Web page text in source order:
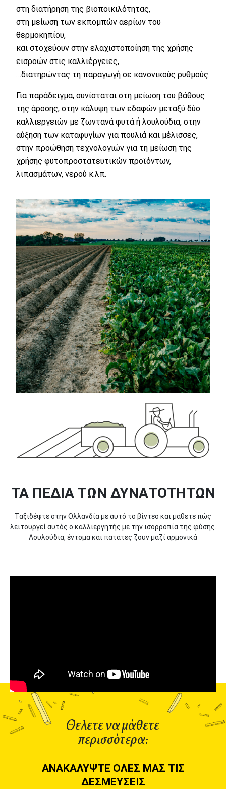
στη διατήρηση της βιοποικιλότητας,
στη μείωση των εκπομπών αερίων του
θερμοκηπίου,
και στοχεύουν στην ελαχιστοποίηση της χρήσης
εισροών στις καλλιέργειες,
…διατηρώντας τη παραγωγή σε κανονικούς ρυθμούς.
Για παράδειγμα, συνίσταται στη μείωση του βάθους
της άροσης, στην κάλυψη των εδαφών μεταξύ δύο
καλλιεργειών με ζωντανά φυτά ή λουλούδια, στην
αύξηση των καταφυγίων για πουλιά και μέλισσες,
στην προώθηση τεχνολογιών για τη μείωση της
χρήσης φυτοπροστατευτικών προϊόντων,
λιπασμάτων, νερού κ.λπ.
ΤΑ ΠΕΔΊΑ ΤΩΝ ΔΥΝΑΤΟΤΉΤΩΝ
Ταξιδέψτε στην Ολλανδία με αυτό το βίντεο και μάθετε πώς
λειτουργεί αυτός ο καλλιεργητής με την ισορροπία της φύσης.
Λουλούδια, έντομα και πατάτες ζουν μαζί αρμονικά
Θελετε να μάθετε
περισσότερα;
ΑΝΑΚΑΛΎΨΤΕ ΌΛΕΣ ΜΑΣ ΤΙΣ
ΔΕΣΜΕΎΣΕΙΣ